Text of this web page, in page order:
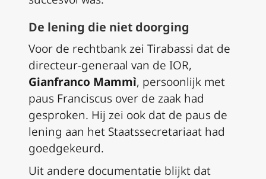
De lening die niet doorging
Voor de rechtbank zei Tirabassi dat de
directeur-generaal van de IOR,
Gianfranco Mammì, persoonlijk met
paus Franciscus over de zaak had
gesproken. Hij zei ook dat de paus de
lening aan het Staatssecretariaat had
goedgekeurd.
Uit andere documentatie blijkt dat